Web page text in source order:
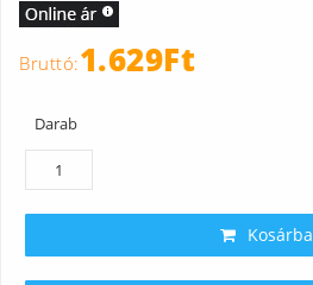
1.629Ft
Darab
Kosárba